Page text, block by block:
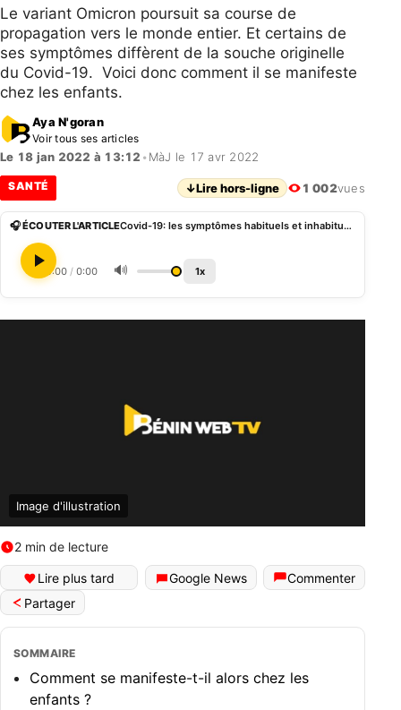
Le variant Omicron poursuit sa course de
propagation vers le monde entier. Et certains de
ses symptômes diffèrent de la souche originelle
du Covid-19. Voici donc comment il se manifeste
chez les enfants.
Aya N'goran
Voir tous ses articles
Le 18 jan 2022 à 13:12 • MàJ le 17 avr 2022
SANTÉ ↓Lire hors-ligne 1 002vues
🎧 ÉCOUTER L'ARTICLE Covid-19: les symptômes habituels et inhabituels du variant Omicron chez les enfants
0:00 / 0:00 🔊 1x
Image d'illustration
2 min de lecture
Lire plus tard Google News
Commenter
Partager
SOMMAIRE
Comment se manifeste-t-il alors chez les
enfants ?